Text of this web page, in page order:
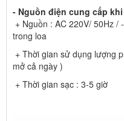
- Nguồn điện cung cấp
+ Nguồn : AC 220V/ 50Hz
trong loa
+ Thời gian sử dụng lượng
mở cả ngày )
+ Thời gian sạc : 3-5 giờ